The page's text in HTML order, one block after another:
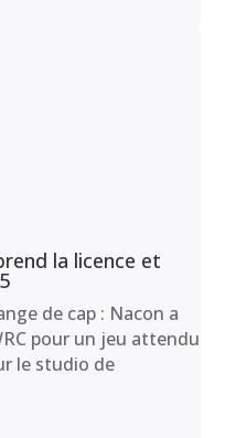
la licence et
de cap : Nacon a
pour un jeu attendu
le studio de